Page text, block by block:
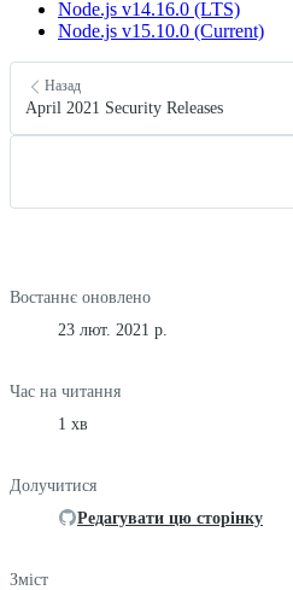
Node.js v14.16.0 (LTS)
Node.js v15.10.0 (Current)
Назад
April 2021 Security Releases
Востаннє оновлено
23 лют. 2021 р.
Час на читання
1 хв
Долучитися
Редагувати цю сторінку
Зміст